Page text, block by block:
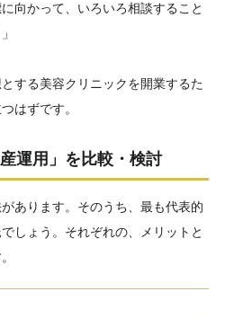
向かって、いろいろ相談すること
する美容クリニックを開業するた
はずです。
運用」を比較・検討
あります。そのうち、最も代表的
しょう。それぞれの、メリットと